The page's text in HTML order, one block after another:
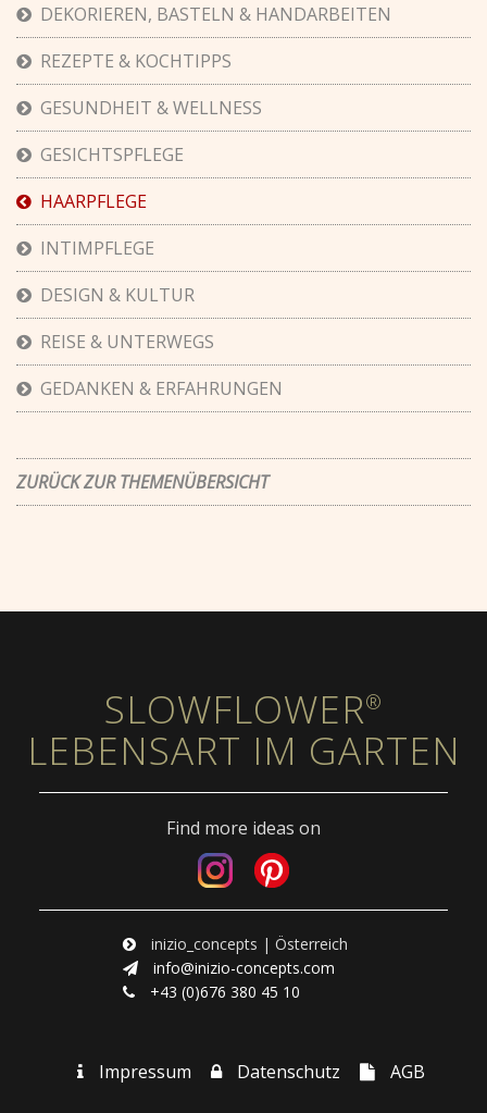
DEKORIEREN, BASTELN & HANDARBEITEN
REZEPTE & KOCHTIPPS
GESUNDHEIT & WELLNESS
GESICHTSPFLEGE
HAARPFLEGE
INTIMPFLEGE
DESIGN & KULTUR
REISE & UNTERWEGS
GEDANKEN & ERFAHRUNGEN
ZURÜCK ZUR THEMENÜBERSICHT
SLOWFLOWER®
LEBENSART IM GARTEN
Find more ideas on
inizio_concepts | Österreich
info@inizio-concepts.com
+43 (0)676 380 45 10
Impressum Datenschutz AGB